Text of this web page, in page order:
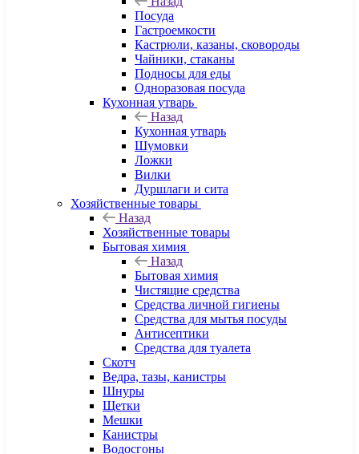
Посуда
Гастроемкости
Кастрюли, казаны, сковороды
Чайники, стаканы
Подносы для еды
Одноразовая посуда
Кухонная утварь
Назад
Кухонная утварь
Шумовки
Ложки
Вилки
Дуршлаги и сита
Хозяйственные товары
Назад
Хозяйственные товары
Бытовая химия
Назад
Бытовая химия
Чистящие средства
Средства личной гигиены
Средства для мытья посуды
Антисептики
Средства для туалета
Скотч
Ведра, тазы, канистры
Шнуры
Щетки
Мешки
Канистры
Водосгоны